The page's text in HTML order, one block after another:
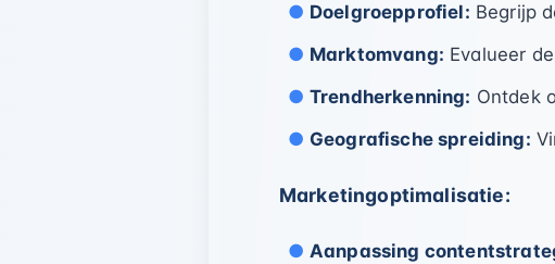
Doelgroepprofiel: Begrijp
Marktomvang: Evalueer
Trendherkenning: Ontdek
Geografische spreiding:
Marketingoptimalisatie:
Aanpassing